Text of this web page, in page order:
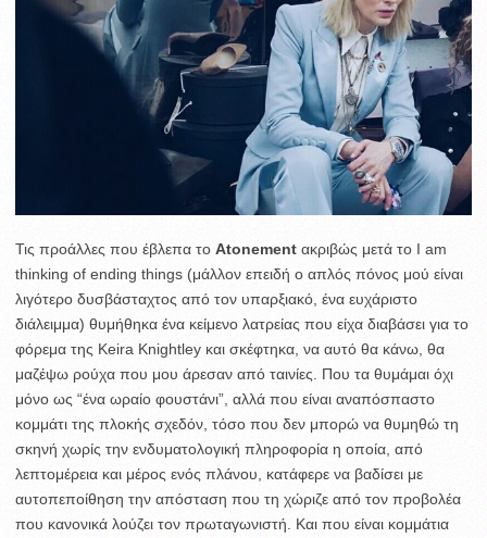
Τις προάλλες που έβλεπα το Atonement ακριβώς μετά το I am
thinking of ending things (μάλλον επειδή ο απλός πόνος μού είναι
λιγότερο δυσβάσταχτος από τον υπαρξιακό, ένα ευχάριστο
διάλειμμα) θυμήθηκα ένα κείμενο λατρείας που είχα διαβάσει για το
φόρεμα της Keira Knightley και σκέφτηκα, να αυτό θα κάνω, θα
μαζέψω ρούχα που μου άρεσαν από ταινίες. Που τα θυμάμαι όχι
μόνο ως “ένα ωραίο φουστάνι”, αλλά που είναι αναπόσπαστο
κομμάτι της πλοκής σχεδόν, τόσο που δεν μπορώ να θυμηθώ τη
σκηνή χωρίς την ενδυματολογική πληροφορία η οποία, από
λεπτομέρεια και μέρος ενός πλάνου, κατάφερε να βαδίσει με
αυτοπεποίθηση την απόσταση που τη χώριζε από τον προβολέα
που κανονικά λούζει τον πρωταγωνιστή. Και που είναι κομμάτια